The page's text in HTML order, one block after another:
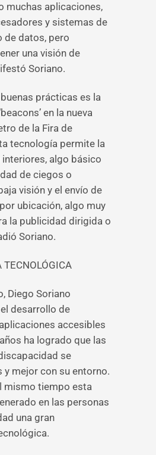
muchas aplicaciones,
y sistemas de
de datos, pero
una visión de
Soriano.
prácticas es la
en la nueva
de la Fira de
tecnología permite la
interiores, algo básico
de ciegos o
visión y el envío de
ubicación, algo muy
la publicidad dirigida o
Soriano.
TECNOLÓGICA
Diego Soriano
desarrollo de
accesibles
ha logrado que las
se
y mejor con su entorno.
mismo tiempo esta
en las personas
una gran